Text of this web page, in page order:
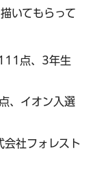
いてもらって
点、3年生
点、イオン入選
会社フォレスト